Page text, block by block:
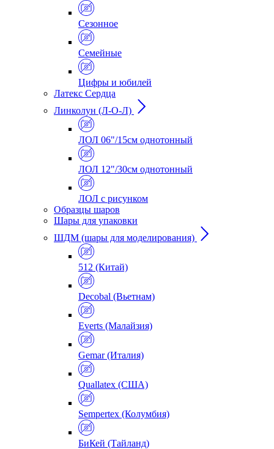
Сезонное
Семейные
Цифры и юбилей
Латекс Сердца
Линколун (Л-О-Л)
ЛОЛ 06"/15см однотонный
ЛОЛ 12"/30см однотонный
ЛОЛ с рисунком
Образцы шаров
Шары для упаковки
ШДМ (шары для моделирования)
512 (Китай)
Decobal (Вьетнам)
Everts (Малайзия)
Gemar (Италия)
Quallatex (США)
Sempertex (Колумбия)
БиКей (Тайланд)